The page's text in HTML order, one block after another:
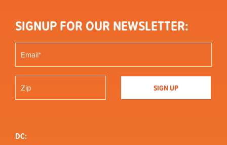
SIGNUP FOR OUR NEWSLETTER:
DC: